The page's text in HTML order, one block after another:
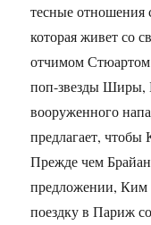
тесные отношения
которая живет со
отчимом
поп-звезды Ширы,
вооруженного
предлагает,
Прежде чем Брайан
предложении, Ким
поездку в Париж